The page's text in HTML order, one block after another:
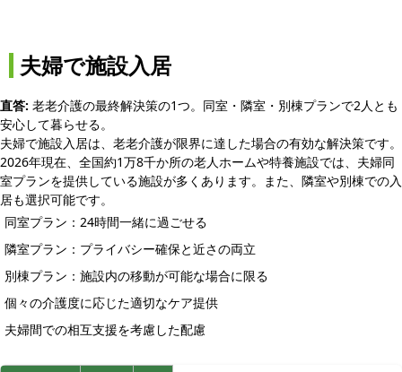
夫婦で施設入居
直答: 老老介護の最終解決策の1つ。同室・隣室・別棟プランで2人とも
安心して暮らせる。
夫婦で施設入居は、老老介護が限界に達した場合の有効な解決策です。
2026年現在、全国約1万8千か所の老人ホームや特養施設では、夫婦同
室プランを提供している施設が多くあります。また、隣室や別棟での入
居も選択可能です。
同室プラン：24時間一緒に過ごせる
隣室プラン：プライバシー確保と近さの両立
別棟プラン：施設内の移動が可能な場合に限る
個々の介護度に応じた適切なケア提供
夫婦間での相互支援を考慮した配慮